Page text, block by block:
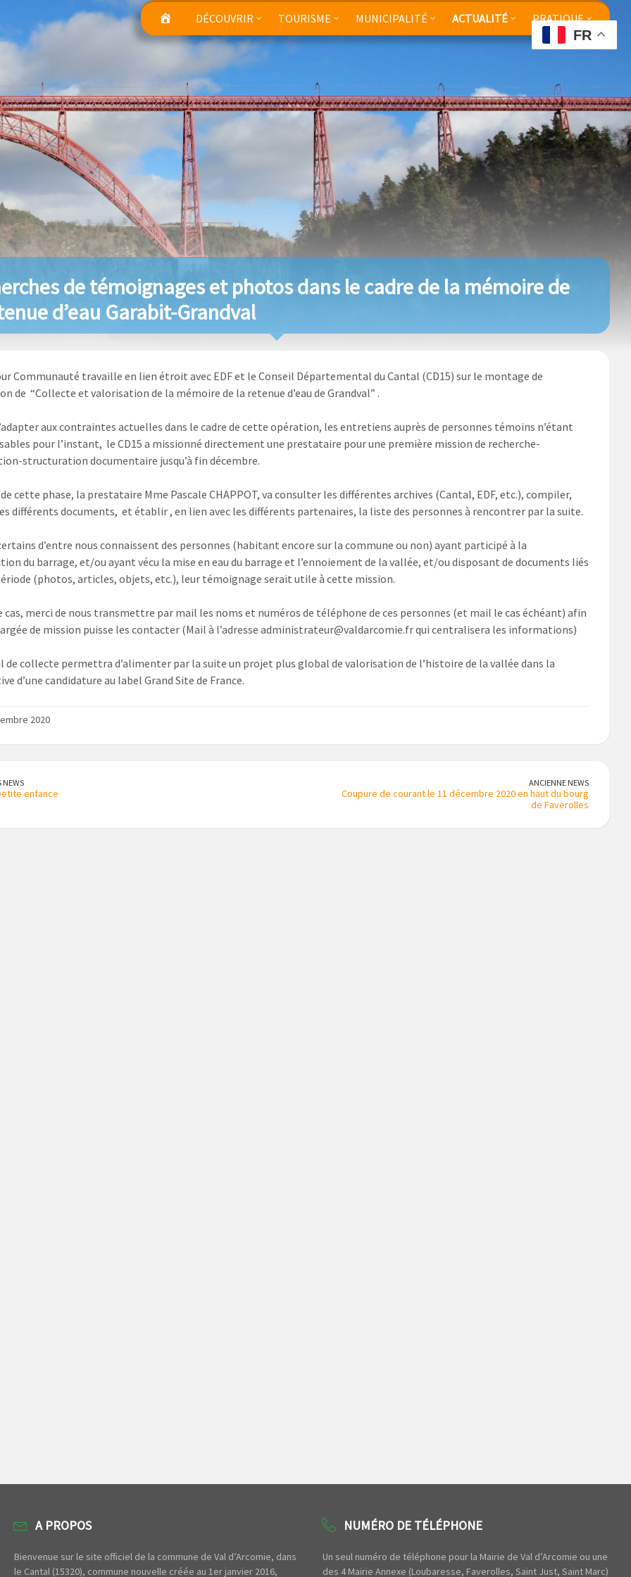
DÉCOUVRIR TOURISME MUNICIPALITÉ ACTUALITÉ
PRATIQUE
de témoignages et photos dans le cadre de la mémoire de
d’eau Garabit-Grandval
Communauté travaille en lien étroit avec EDF et le Conseil Départemental du Cantal (CD15) sur le montage de
de “Collecte et valorisation de la mémoire de la retenue d’eau de Grandval” .
aux contraintes actuelles dans le cadre de cette opération, les entretiens auprès de personnes témoins n’étant
pour l’instant, le CD15 a missionné directement une prestataire pour une première mission de recherche-
structuration documentaire jusqu’à fin décembre.
cette phase, la prestataire Mme Pascale CHAPPOT, va consulter les différentes archives (Cantal, EDF, etc.), compiler,
différents documents, et établir , en lien avec les différents partenaires, la liste des personnes à rencontrer par la suite.
d’entre nous connaissent des personnes (habitant encore sur la commune ou non) ayant participé à la
du barrage, et/ou ayant vécu la mise en eau du barrage et l’ennoiement de la vallée, et/ou disposant de documents liés
(photos, articles, objets, etc.), leur témoignage serait utile à cette mission.
cas, merci de nous transmettre par mail les noms et numéros de téléphone de ces personnes (et mail le cas échéant) afin
de mission puisse les contacter (Mail à l’adresse administrateur@valdarcomie.fr qui centralisera les informations)
de collecte permettra d’alimenter par la suite un projet plus global de valorisation de l’histoire de la vallée dans la
d’une candidature au label Grand Site de France.
2020
NEWS
enfance
ANCIENNE NEWS
Coupure de courant le 11 décembre 2020 en haut du bourg
de Faverolles
A PROPOS
Bienvenue sur le site officiel de la commune de Val d’Arcomie, dans
le Cantal (15320), commune nouvelle créée au 1er janvier 2016,
NUMÉRO DE TÉLÉPHONE
Un seul numéro de téléphone pour la Mairie de Val d’Arcomie ou une
des 4 Mairie Annexe (Loubaresse, Faverolles, Saint Just, Saint Marc)
FR